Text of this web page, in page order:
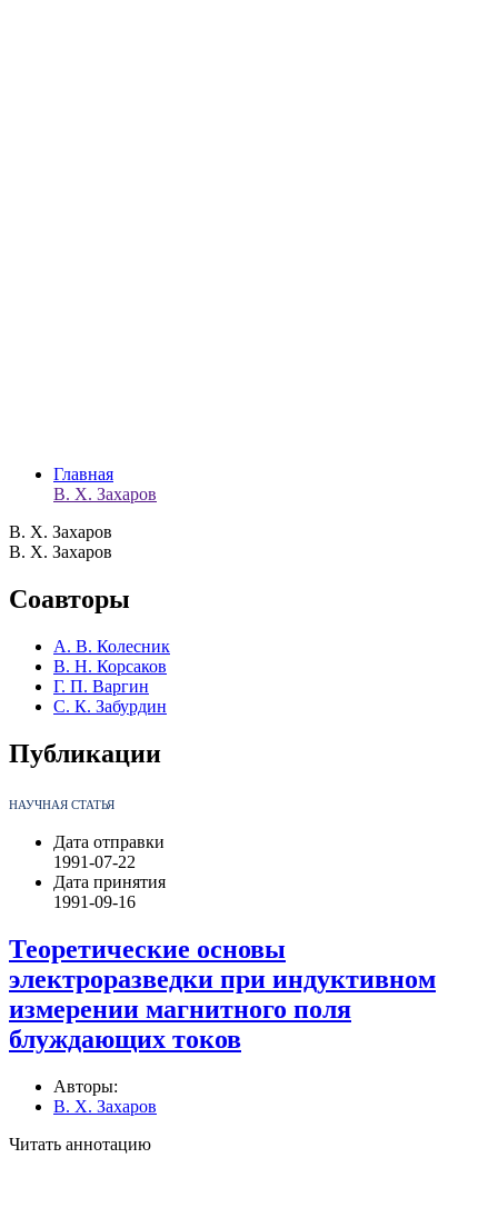
Главная
В. Х. Захаров
В. Х. Захаров
В. Х. Захаров
Соавторы
А. В. Колесник
В. Н. Корсаков
Г. П. Варгин
С. К. Забурдин
Публикации
НАУЧНАЯ СТАТЬЯ
Дата отправки
1991-07-22
Дата принятия
1991-09-16
Теоретические основы
электроразведки при индуктивном
измерении магнитного поля
блуждающих токов
Авторы:
В. Х. Захаров
Читать аннотацию